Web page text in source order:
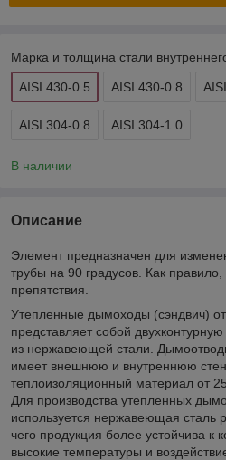
Марка и толщина стали
AISI 430-0.5 AISI 430-0.8
AISI 304-0.8 AISI 304-1.0
В наличии
Описание
Элемент предназначен для
трубы на 90 градусов. Как
препятствия.
Утепленные дымоходы (сэндвич)
представляет собой
из нержавеющей стали.
имеет внешнюю и внутреннюю
теплоизоляционный материал от
Для производства утепленных
используется нержавеющая сталь
чего продукция более устойчива к
высокие температуры и